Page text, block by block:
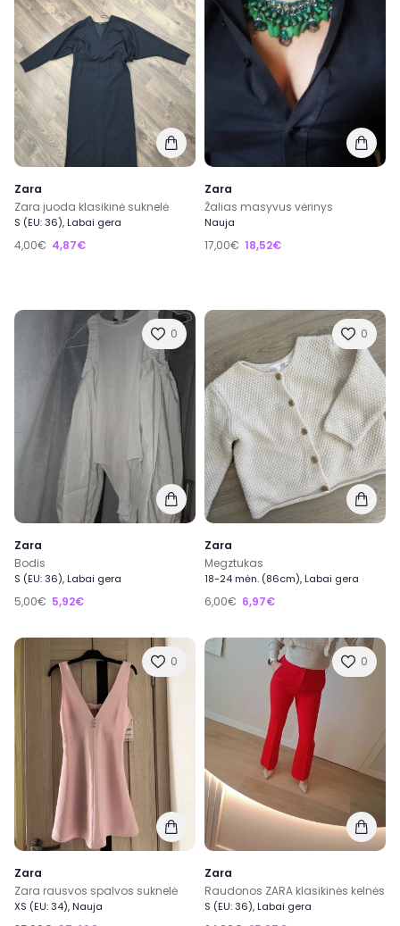
Zara
Zara juoda klasikinė suknelė
S (EU: 36), Labai gera
4,00€ 4,87€
Zara
Žalias masyvus vėrinys
Nauja
17,00€ 18,52€
0
Zara
Bodis
S (EU: 36), Labai gera
5,00€ 5,92€
0
Zara
Megztukas
18-24 mėn. (86cm), Labai gera
6,00€ 6,97€
0
Zara
Zara rausvos spalvos suknelė
XS (EU: 34), Nauja
0
Zara
Raudonos ZARA klasikinės kelnės
S (EU: 36), Labai gera